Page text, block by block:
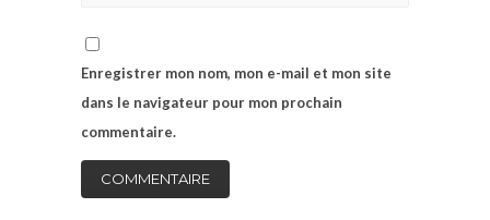
Enregistrer mon nom, mon e-mail et mon site
dans le navigateur pour mon prochain
commentaire.